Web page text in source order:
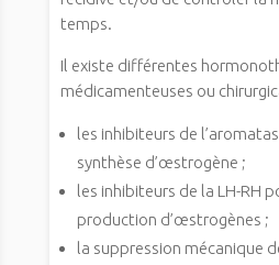
temps.
Il existe différentes
médicamenteuses ou
les inhibiteurs de
synthèse d’œstrogène ;
les inhibiteurs de la LH-RH
production d’œstrogènes ;
la suppression mécanique